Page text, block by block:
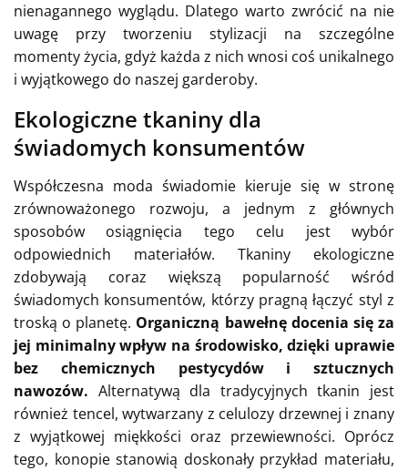
nienagannego wyglądu. Dlatego warto zwrócić na nie
uwagę przy tworzeniu stylizacji na szczególne
momenty życia, gdyż każda z nich wnosi coś unikalnego
i wyjątkowego do naszej garderoby.
Ekologiczne tkaniny dla
świadomych konsumentów
Współczesna moda świadomie kieruje się w stronę
zrównoważonego rozwoju, a jednym z głównych
sposobów osiągnięcia tego celu jest wybór
odpowiednich materiałów. Tkaniny ekologiczne
zdobywają coraz większą popularność wśród
świadomych konsumentów, którzy pragną łączyć styl z
troską o planetę. Organiczną bawełnę docenia się za
jej minimalny wpływ na środowisko, dzięki uprawie
bez chemicznych pestycydów i sztucznych
nawozów. Alternatywą dla tradycyjnych tkanin jest
również tencel, wytwarzany z celulozy drzewnej i znany
z wyjątkowej miękkości oraz przewiewności. Oprócz
tego, konopie stanowią doskonały przykład materiału,